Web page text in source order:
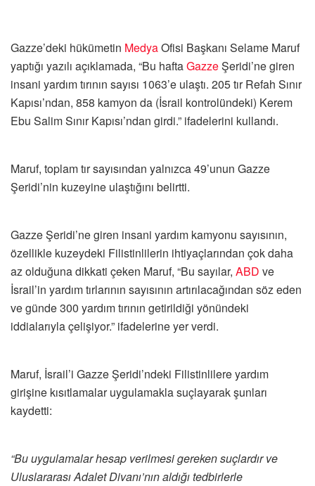
Gazze’deki hükümetin MedyaOfisi Başkanı Selame Maruf
yaptığı yazılı açıklamada, “Bu haftaGazzeŞeridi’ne giren
insani yardım tırının sayısı 1063’e ulaştı. 205 tır Refah Sınır
Kapısı’ndan, 858 kamyon da (İsrail kontrolündeki) Kerem
Ebu Salim Sınır Kapısı’ndan girdi.” ifadelerini kullandı.
Maruf, toplam tır sayısından yalnızca 49’unun Gazze
Şeridi’nin kuzeyine ulaştığını belirtti.
Gazze Şeridi’ne giren insani yardım kamyonu sayısının,
özellikle kuzeydeki Filistinlilerin ihtiyaçlarından çok daha
az olduğuna dikkati çeken Maruf, “Bu sayılar, ABD ve
İsrail’in yardım tırlarının sayısının artırılacağından söz eden
ve günde 300 yardım tırının getirildiği yönündeki
iddialarıyla çelişiyor.” ifadelerine yer verdi.
Maruf, İsrail’i Gazze Şeridi’ndeki Filistinlilere yardım
girişine kısıtlamalar uygulamakla suçlayarak şunları
kaydetti:
“Bu uygulamalar hesap verilmesi gereken suçlardır ve
Uluslararası Adalet Divanı’nın aldığı tedbirlerle